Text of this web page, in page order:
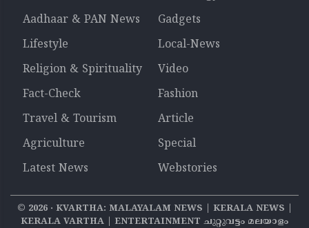
Aadhaar & PAN News
Gadgets
Lifestyle
Local-News
Religion & Spirituality
Video
Fact-Check
Fashion
Travel & Tourism
Article
Agriculture
Special
Latest News
Webstories
© 2026‧ KVARTHA: MALAYALAM NEWS | KERALA NEWS |
KERALA VARTHA | ENTERTAINMENT ചുറ്റുവട്ടം മലയാളം